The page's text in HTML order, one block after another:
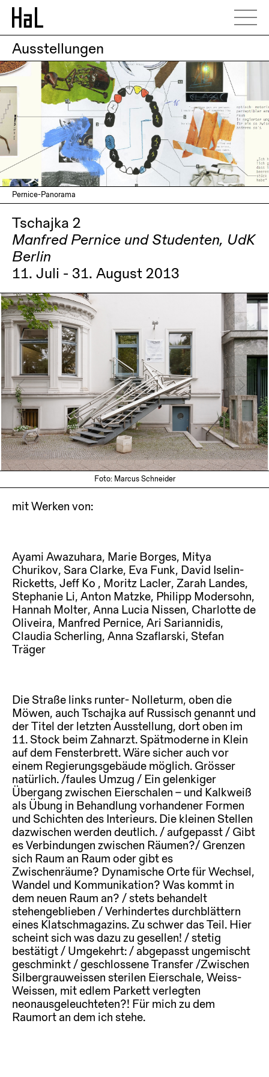
Ausstellungen
Pernice-Panorama
Tschajka 2
Manfred Pernice und Studenten, UdK
Berlin
11. Juli - 31. August 2013
Foto: Marcus Schneider
mit Werken von:
Ayami Awazuhara, Marie Borges, Mitya
Churikov, Sara Clarke, Eva Funk, David Iselin-
Ricketts, Jeff Ko , Moritz Lacler, Zarah Landes,
Stephanie Li, Anton Matzke, Philipp Modersohn,
Hannah Molter, Anna Lucia Nissen, Charlotte de
Oliveira, Manfred Pernice, Ari Sariannidis,
Claudia Scherling, Anna Szaflarski, Stefan
Träger
Die Straße links runter- Nolleturm, oben die
Möwen, auch Tschajka auf Russisch genannt und
der Titel der letzten Ausstellung, dort oben im
11. Stock beim Zahnarzt. Spätmoderne in Klein
auf dem Fensterbrett. Wäre sicher auch vor
einem Regierungsgebäude möglich. Grösser
natürlich. /faules Umzug / Ein gelenkiger
Übergang zwischen Eierschalen – und Kalkweiß
als Übung in Behandlung vorhandener Formen
und Schichten des Interieurs. Die kleinen Stellen
dazwischen werden deutlich. / aufgepasst / Gibt
es Verbindungen zwischen Räumen?/ Grenzen
sich Raum an Raum oder gibt es
Zwischenräume? Dynamische Orte für Wechsel,
Wandel und Kommunikation? Was kommt in
dem neuen Raum an? / stets behandelt
stehengeblieben / Verhindertes durchblättern
eines Klatschmagazins. Zu schwer das Teil. Hier
scheint sich was dazu zu gesellen! / stetig
bestätigt / Umgekehrt: / abgepasst ungemischt
geschminkt / geschlossene Transfer /Zwischen
Silbergrauweissen sterilen Eierschale, Weiss-
Weissen, mit edlem Parkett verlegten
neonausgeleuchteten?! Für mich zu dem
Raumort an dem ich stehe.